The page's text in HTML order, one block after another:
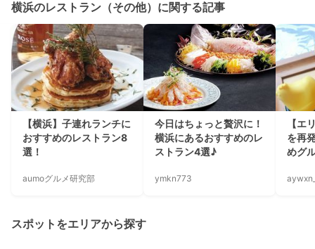
横浜のレストラン（その他）に関する記事
【横浜】子連れランチに
おすすめのレストラン8
選！
aumoグルメ研究部
今日はちょっと贅沢に！
横浜にあるおすすめのレ
ストラン4選♪
ymkn773
【エ
を再
めグ
スポットをエリアから探す